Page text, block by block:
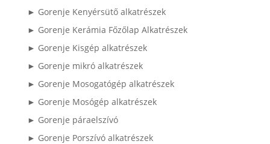
► Gorenje Kenyérsütő alkatrészek
► Gorenje Kerámia Főzőlap Alkatrészek
► Gorenje Kisgép alkatrészek
► Gorenje mikró alkatrészek
► Gorenje Mosogatógép alkatrészek
► Gorenje Mosógép alkatrészek
► Gorenje páraelszívó
► Gorenje Porszívó alkatrészek